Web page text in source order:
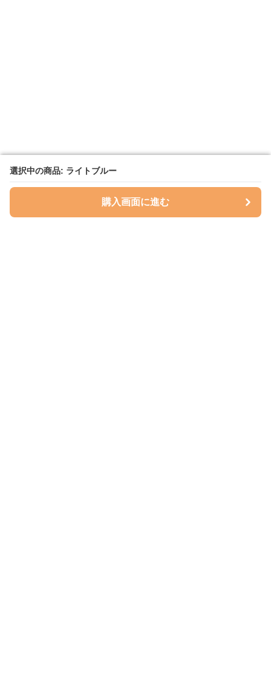
選択中の商品: ライトブルー
購入画面に進む
選択中の商品: ライトブルー
購入画面に進む